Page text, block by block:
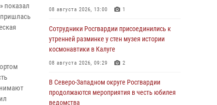
показал
08 августа 2026, 13:00 1
Сотрудники Росгвардии присоединились к
утренней разминке у стен музея истории
космонавтики в Калуге
08 августа 2026, 09:29 2
В Северо-Западном округе Росгвардии
продолжаются мероприятия в честь юбилея
ведомства